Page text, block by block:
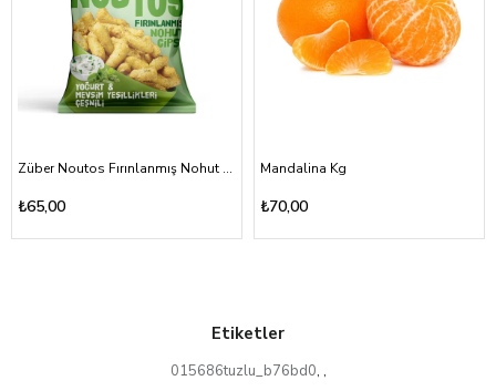
Züber Noutos Fırınlanmış Nohut Cipsi Yoğurt Mevsim Yeşillikleri 55gr
₺65,00
Mandalina Kg
₺70,00
Etiketler
015686tuzlu_b76bd0, ,